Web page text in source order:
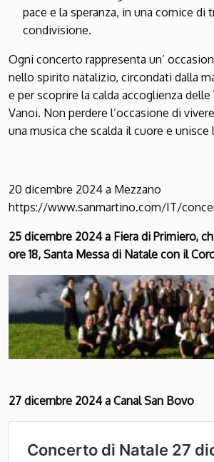
pace e la speranza, in una cornice di
condivisione.
Ogni concerto rappresenta un’
nello spirito natalizio, circondati dalla
e per scoprire la calda accoglienza
Vanoi. Non perdere l’occasione di
una musica che scalda il cuore e unisce
20 dicembre 2024 a Mezzano
https://www.sanmartino.com/IT/
25 dicembre 2024 a Fiera di Primiero,
ore 18, Santa Messa di Natale con il
27 dicembre 2024 a Canal San Bovo